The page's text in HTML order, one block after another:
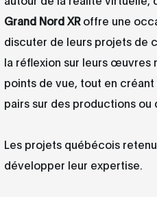
Grand Nord XRoffre une
discuter de leurs projets de
la réflexion sur leurs œuvres
points de vue, tout en
pairs sur des productions
Les projets québécois
développer leur expertise.